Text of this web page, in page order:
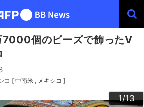
個のビーズで飾ったV
コ [ 中南米 メキシコ ]
1/13
2/13
3/13
4/13
5/13
6/13
7/13
8/13
9/13
10/13
11/13
12/13
13/13